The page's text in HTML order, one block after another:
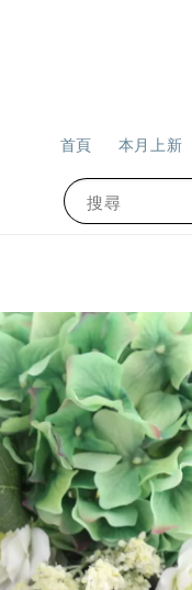
搜尋
首頁 本月上新